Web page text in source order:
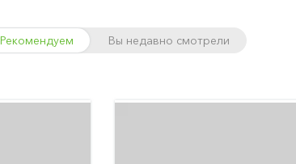
Рекомендуем Вы недавно смотрели